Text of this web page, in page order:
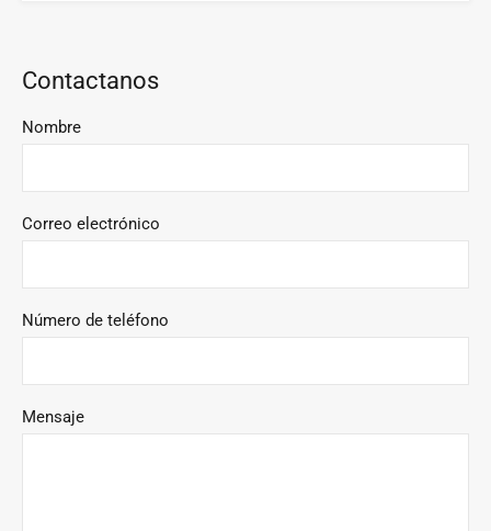
Contactanos
Nombre
Correo electrónico
Número de teléfono
Mensaje